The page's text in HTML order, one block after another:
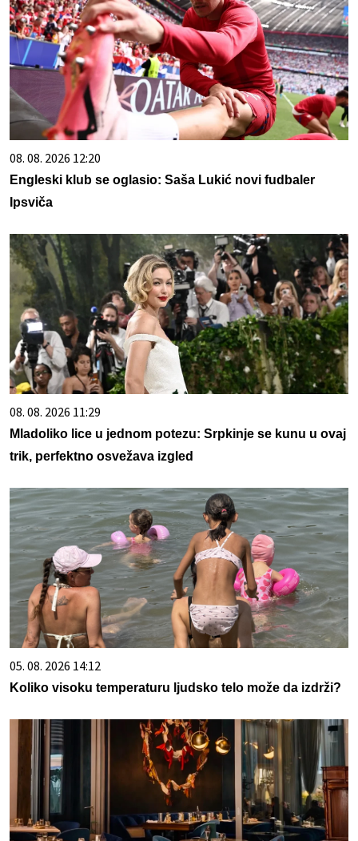
08. 08. 2026 12:20
Engleski klub se oglasio: Saša Lukić novi fudbaler
Ipsviča
08. 08. 2026 11:29
Mladoliko lice u jednom potezu: Srpkinje se kunu u ovaj
trik, perfektno osvežava izgled
05. 08. 2026 14:12
Koliko visoku temperaturu ljudsko telo može da izdrži?